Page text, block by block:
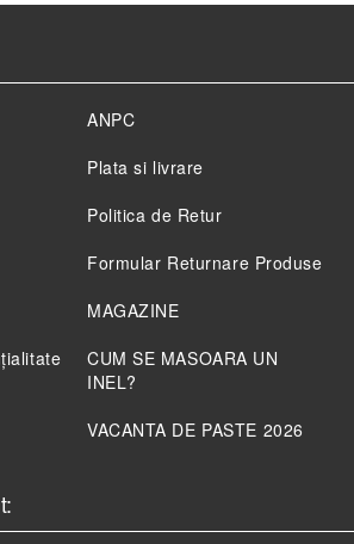
ANPC
Plata si livrare
Politica de Retur
Formular Returnare Produse
MAGAZINE
CUM SE MASOARA UN
INEL?
VACANTA DE PASTE 2026